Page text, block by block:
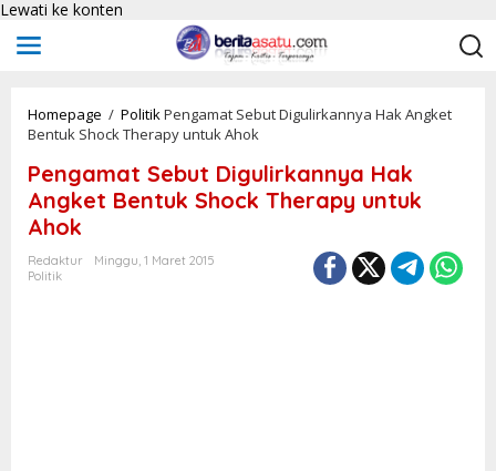
Lewati ke konten
Homepage / PolitikPengamat Sebut Digulirkannya Hak Angket
Bentuk Shock Therapy untuk Ahok
Pengamat Sebut Digulirkannya Hak
Angket Bentuk Shock Therapy untuk
Ahok
Redaktur
Minggu, 1 Maret 2015
Politik